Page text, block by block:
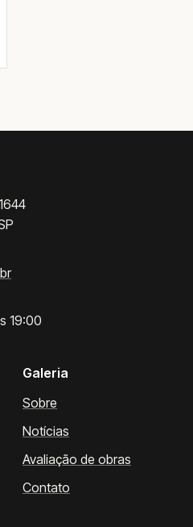
19:00
Galeria
Sobre
Notícias
Avaliação de obras
Contato